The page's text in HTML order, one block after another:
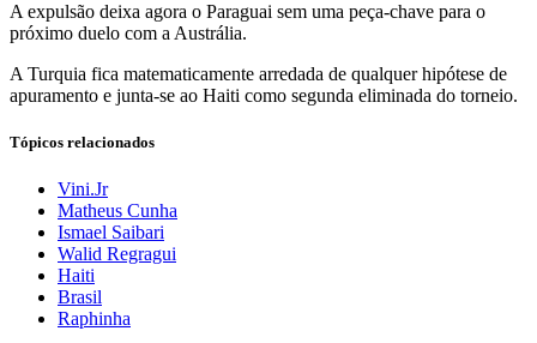
A expulsão deixa agora o Paraguai sem uma peça-chave para o
próximo duelo com a Austrália.
A Turquia fica matematicamente arredada de qualquer hipótese de
apuramento e junta-se ao Haiti como segunda eliminada do torneio.
Tópicos relacionados
Vini.Jr
Matheus Cunha
Ismael Saibari
Walid Regragui
Haiti
Brasil
Raphinha